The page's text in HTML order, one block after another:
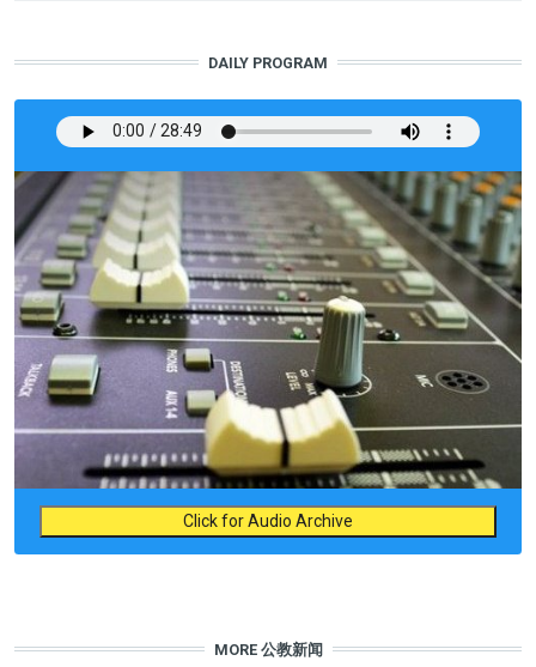
DAILY PROGRAM
Click for Audio Archive
MORE 公教新闻